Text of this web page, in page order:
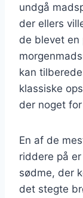
undgå
der ellers
de blevet
kan
klassiske
der noget
En af de
riddere på
sødme, der
det stegte